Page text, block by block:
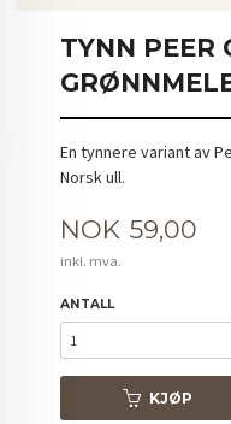
TYNN PEER
En tynnere variant av
Norsk ull.
Pris
NOK 59,00
inkl. mva.
ANTALL
KJØP